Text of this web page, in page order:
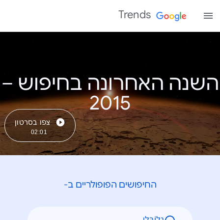
Trends
השנה האחרונה בחיפוש –
צפו בסרטון
02:01
החיפושים הפופולריים ב-